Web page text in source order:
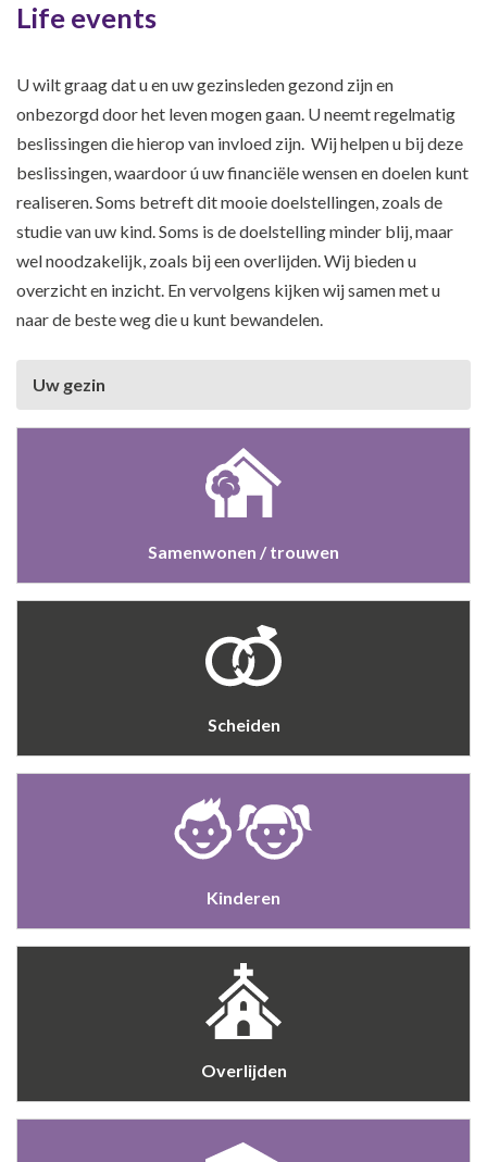
Life events
U wilt graag dat u en uw gezinsleden gezond zijn en
onbezorgd door het leven mogen gaan. U neemt regelmatig
beslissingen die hierop van invloed zijn. Wij helpen u bij deze
beslissingen, waardoor ú uw financiële wensen en doelen kunt
realiseren. Soms betreft dit mooie doelstellingen, zoals de
studie van uw kind. Soms is de doelstelling minder blij, maar
wel noodzakelijk, zoals bij een overlijden. Wij bieden u
overzicht en inzicht. En vervolgens kijken wij samen met u
naar de beste weg die u kunt bewandelen.
Uw gezin
Samenwonen / trouwen
Scheiden
Kinderen
Overlijden